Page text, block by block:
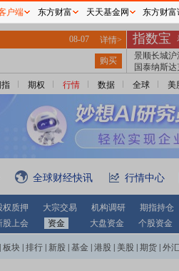
期权 行情 数据 全球 美
全球财经快讯 行情中心
权质押 大宗交易 机构调研 期指持仓
股上会 资金 大盘资金 个股资金
板块 排行 新股 基金 港股 美股 期货 外汇
户端 东方财富 天天基金网 东方财富